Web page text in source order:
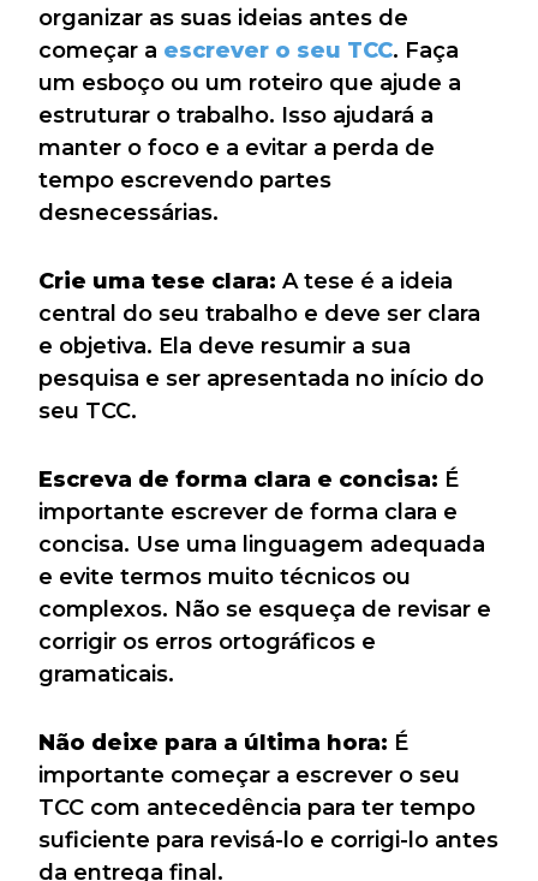
organizar as suas ideias antes de
começar a escrever o seu TCC. Faça
um esboço ou um roteiro que ajude a
estruturar o trabalho. Isso ajudará a
manter o foco e a evitar a perda de
tempo escrevendo partes
desnecessárias.
Crie uma tese clara: A tese é a ideia
central do seu trabalho e deve ser clara
e objetiva. Ela deve resumir a sua
pesquisa e ser apresentada no início do
seu TCC.
Escreva de forma clara e concisa: É
importante escrever de forma clara e
concisa. Use uma linguagem adequada
e evite termos muito técnicos ou
complexos. Não se esqueça de revisar e
corrigir os erros ortográficos e
gramaticais.
Não deixe para a última hora: É
importante começar a escrever o seu
TCC com antecedência para ter tempo
suficiente para revisá-lo e corrigi-lo antes
da entrega final.